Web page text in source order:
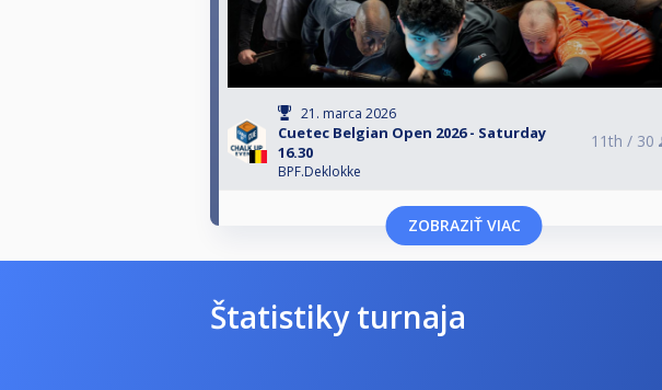
21. marca 2026
Cuetec Belgian Open 2026 - Saturday
16.30
BPF.Deklokke
11th / 30
ZOBRAZIŤ VIAC
Štatistiky turnaja